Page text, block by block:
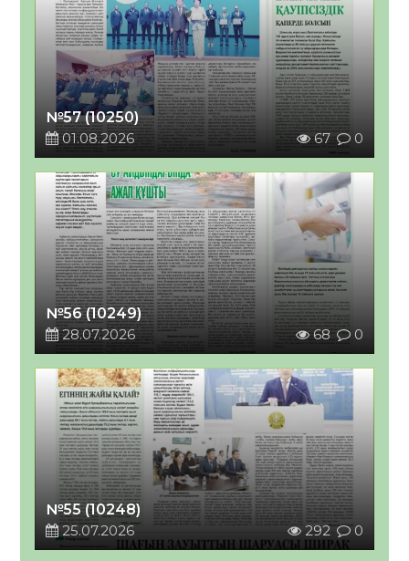
№57 (10250)
01.08.2026
67 0
№56 (10249)
28.07.2026
68 0
№55 (10248)
25.07.2026
292 0